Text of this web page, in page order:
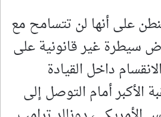
على أنها لن تتسامح مع
سيطرة غير قانونية على
داخل القيادة
الأكبر أمام التوصل إلى